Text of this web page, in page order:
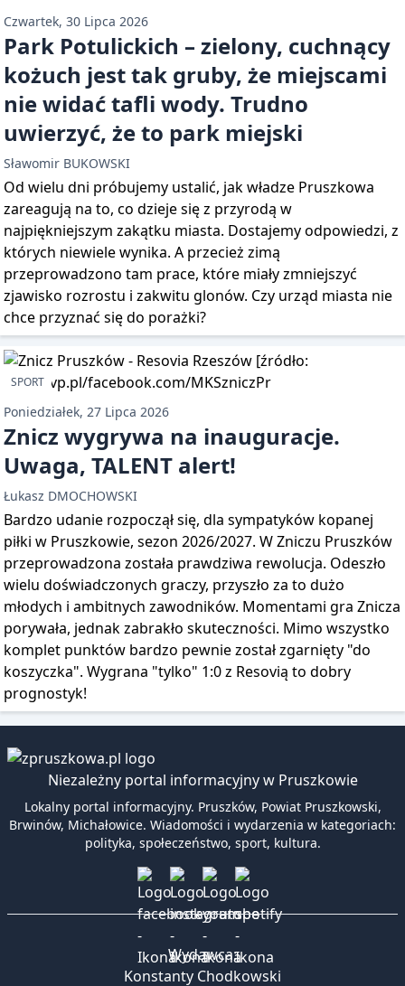
Czwartek, 30 Lipca 2026
Park Potulickich – zielony, cuchnący
kożuch jest tak gruby, że miejscami
nie widać tafli wody. Trudno
uwierzyć, że to park miejski
Sławomir BUKOWSKI
Od wielu dni próbujemy ustalić, jak władze Pruszkowa
zareagują na to, co dzieje się z przyrodą w
najpiękniejszym zakątku miasta. Dostajemy odpowiedzi, z
których niewiele wynika. A przecież zimą
przeprowadzono tam prace, które miały zmniejszyć
zjawisko rozrostu i zakwitu glonów. Czy urząd miasta nie
chce przyznać się do porażki?
SPORT
Poniedziałek, 27 Lipca 2026
Znicz wygrywa na inauguracje.
Uwaga, TALENT alert!
Łukasz DMOCHOWSKI
Bardzo udanie rozpoczął się, dla sympatyków kopanej
piłki w Pruszkowie, sezon 2026/2027. W Zniczu Pruszków
przeprowadzona została prawdziwa rewolucja. Odeszło
wielu doświadczonych graczy, przyszło za to dużo
młodych i ambitnych zawodników. Momentami gra Znicza
porywała, jednak zabrakło skuteczności. Mimo wszystko
komplet punktów bardzo pewnie został zgarnięty "do
koszyczka". Wygrana "tylko" 1:0 z Resovią to dobry
prognostyk!
Niezależny portal informacyjny w Pruszkowie
Lokalny portal informacyjny. Pruszków, Powiat Pruszkowski,
Brwinów, Michałowice. Wiadomości i wydarzenia w kategoriach:
polityka, społeczeństwo, sport, kultura.
Wydawca:
Konstanty Chodkowski